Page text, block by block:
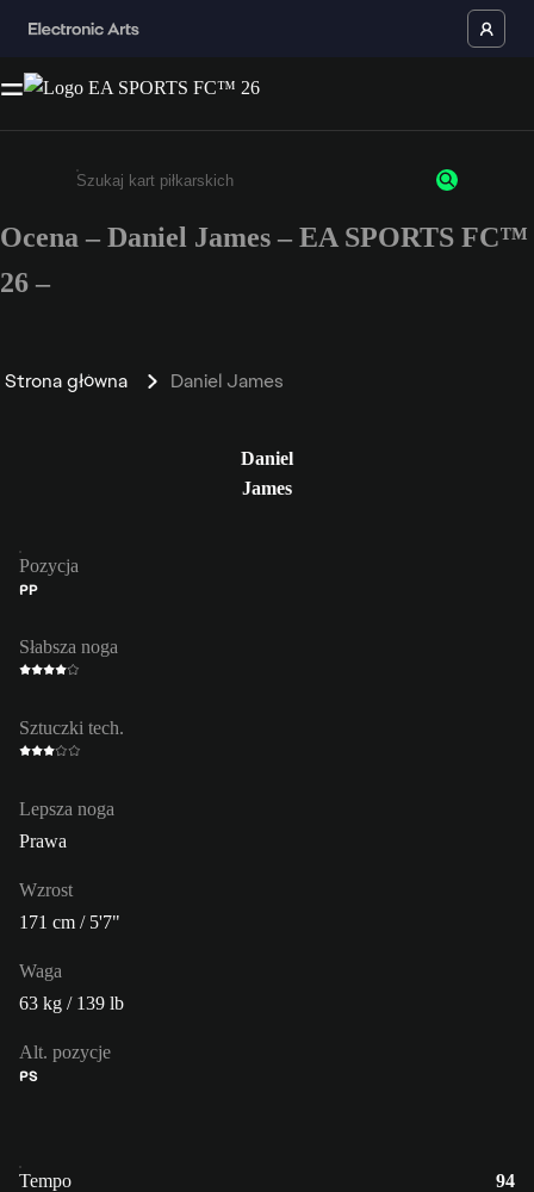
Wpisz co najmniej 3 znaki lub cyfry.
Ocena – Daniel James – EA SPORTS FC™
26 –
Strona główna Daniel James
Daniel
James
Pozycja
PP
Słabsza noga
Sztuczki tech.
Lepsza noga
Prawa
Wzrost
171 cm / 5'7"
Waga
63 kg / 139 lb
Alt. pozycje
PS
Tempo
94